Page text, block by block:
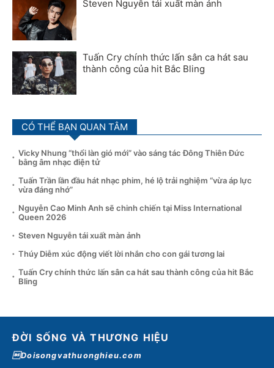
Steven Nguyễn tái xuất màn ảnh
Tuấn Cry chính thức lấn sân ca hát sau
thành công của hit Bắc Bling
CÓ THỂ BẠN QUAN TÂM
Vicky Nhung “thổi làn gió mới” vào sáng tác Đông Thiên Đức
bằng âm nhạc điện tử
Tuấn Trần lần đầu hát nhạc phim, hé lộ trải nghiệm “vừa áp lực
vừa đáng nhớ”
Nguyễn Cao Minh Anh sẽ chinh chiến tại Miss International
Queen 2026
Steven Nguyễn tái xuất màn ảnh
Thúy Diễm xúc động viết lời nhắn cho con gái tương lai
Tuấn Cry chính thức lấn sân ca hát sau thành công của hit Bắc
Bling
ĐỜI SỐNG VÀ THƯƠNG HIỆU
Doisongvathuonghieu.com